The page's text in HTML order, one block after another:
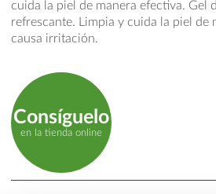
cuida la piel de manera efectiva. Gel
refrescante. Limpia y cuida la piel de
causa irritación.
Consíguelo
en la tienda online